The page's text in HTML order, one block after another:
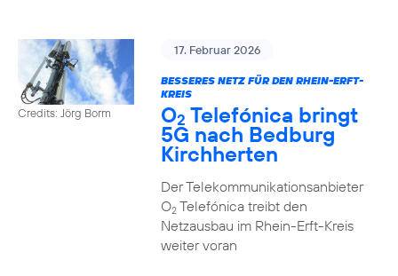
Credits: Jörg Borm
17. Februar 2026
BESSERES NETZ FÜR DEN RHEIN-ERFT-
KREIS
O2 Telefónica bringt
5G nach Bedburg
Kirchherten
Der Telekommunikationsanbieter
O2Telefónica treibt den
Netzausbau im Rhein-Erft-Kreis
weiter voran